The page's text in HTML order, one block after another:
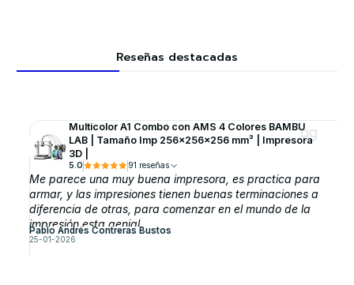
Reseñas destacadas
Multicolor A1 Combo con AMS 4 Colores BAMBU
LAB | Tamaño Imp 256×256×256 mm³ | Impresora
3D |
5.0 91 reseñas
Me parece una muy buena impresora, es practica para
armar, y las impresiones tienen buenas terminaciones a
diferencia de otras, para comenzar en el mundo de la
impresión esta genial.
Pablo Andrés Contreras Bustos
25-01-2026